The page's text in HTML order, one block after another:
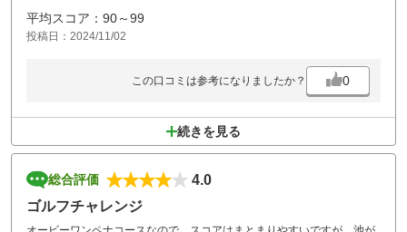
平均スコア：90～99
投稿日：2024/11/02
この口コミは参考になりましたか？ 0
続きを見る
総合評価
4.0
ゴルフチャレンジ